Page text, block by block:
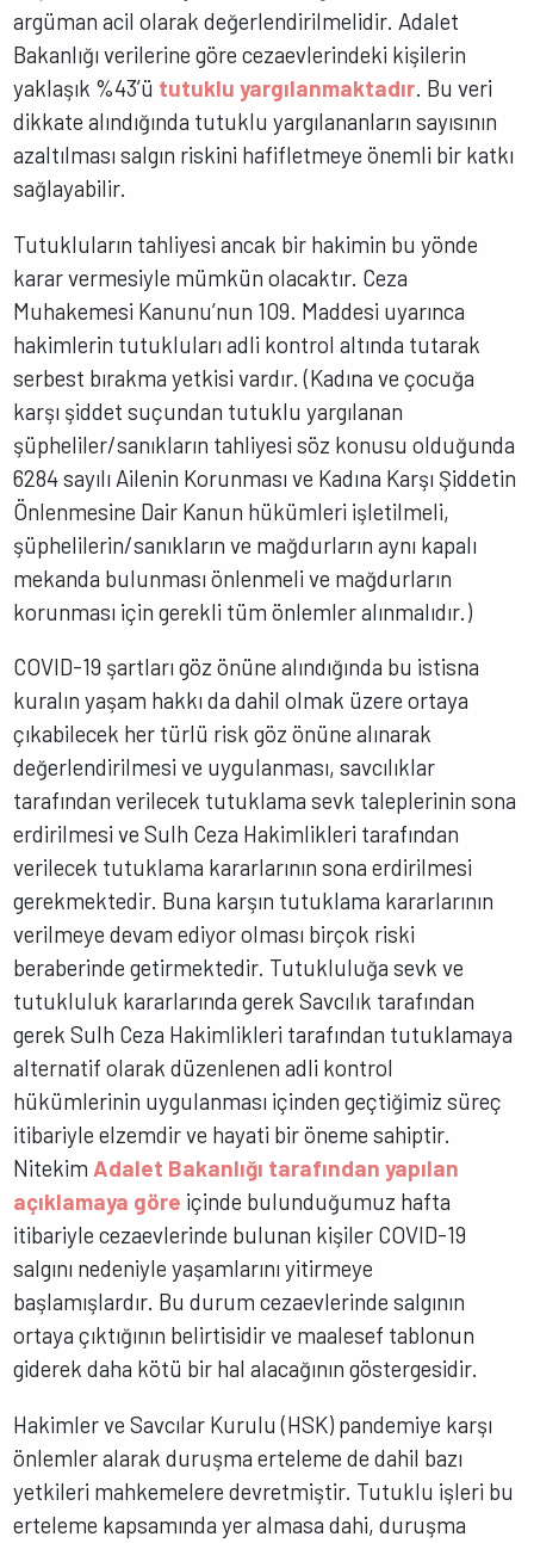
argüman acil olarak değerlendirilmelidir. Adalet
Bakanlığı verilerine göre cezaevlerindeki kişilerin
yaklaşık %43’ü tutuklu yargılanmaktadır. Bu veri
dikkate alındığında tutuklu yargılananların sayısının
azaltılması salgın riskini hafifletmeye önemli bir katkı
sağlayabilir.
Tutukluların tahliyesi ancak bir hakimin bu yönde
karar vermesiyle mümkün olacaktır. Ceza
Muhakemesi Kanunu’nun 109. Maddesi uyarınca
hakimlerin tutukluları adli kontrol altında tutarak
serbest bırakma yetkisi vardır. (Kadına ve çocuğa
karşı şiddet suçundan tutuklu yargılanan
şüpheliler/sanıkların tahliyesi söz konusu olduğunda
6284 sayılı Ailenin Korunması ve Kadına Karşı Şiddetin
Önlenmesine Dair Kanun hükümleri işletilmeli,
şüphelilerin/sanıkların ve mağdurların aynı kapalı
mekanda bulunması önlenmeli ve mağdurların
korunması için gerekli tüm önlemler alınmalıdır.)
COVID-19 şartları göz önüne alındığında bu istisna
kuralın yaşam hakkı da dahil olmak üzere ortaya
çıkabilecek her türlü risk göz önüne alınarak
değerlendirilmesi ve uygulanması, savcılıklar
tarafından verilecek tutuklama sevk taleplerinin sona
erdirilmesi ve Sulh Ceza Hakimlikleri tarafından
verilecek tutuklama kararlarının sona erdirilmesi
gerekmektedir. Buna karşın tutuklama kararlarının
verilmeye devam ediyor olması birçok riski
beraberinde getirmektedir. Tutukluluğa sevk ve
tutukluluk kararlarında gerek Savcılık tarafından
gerek Sulh Ceza Hakimlikleri tarafından tutuklamaya
alternatif olarak düzenlenen adli kontrol
hükümlerinin uygulanması içinden geçtiğimiz süreç
itibariyle elzemdir ve hayati bir öneme sahiptir.
Nitekim Adalet Bakanlığı tarafından yapılan
açıklamaya göre içinde bulunduğumuz hafta
itibariyle cezaevlerinde bulunan kişiler COVID-19
salgını nedeniyle yaşamlarını yitirmeye
başlamışlardır. Bu durum cezaevlerinde salgının
ortaya çıktığının belirtisidir ve maalesef tablonun
giderek daha kötü bir hal alacağının göstergesidir.
Hakimler ve Savcılar Kurulu (HSK) pandemiye karşı
önlemler alarak duruşma erteleme de dahil bazı
yetkileri mahkemelere devretmiştir. Tutuklu işleri bu
erteleme kapsamında yer almasa dahi, duruşma